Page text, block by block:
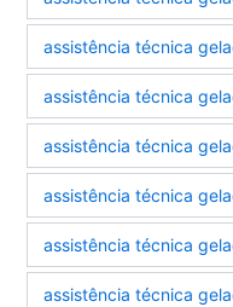
assistência técnica
assistência técnica
assistência técnica
assistência técnica
assistência técnica
assistência técnica